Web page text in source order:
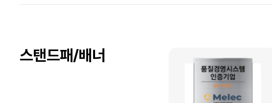
스탠드패/배너